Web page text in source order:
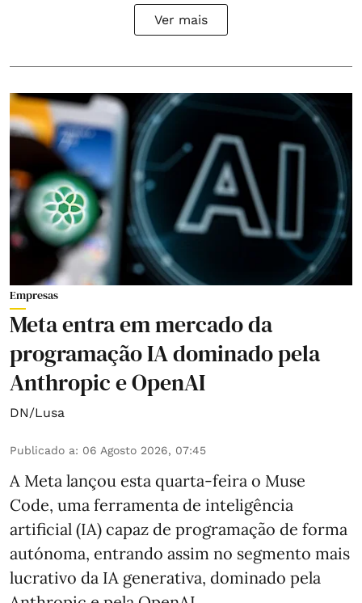
Ver mais
Empresas
Meta entra em mercado da
programação IA dominado pela
Anthropic e OpenAI
DN/Lusa
Publicado a: 06 Agosto 2026, 07:45
A Meta lançou esta quarta-feira o Muse
Code, uma ferramenta de inteligência
artificial (IA) capaz de programação de forma
autónoma, entrando assim no segmento mais
lucrativo da IA generativa, dominado pela